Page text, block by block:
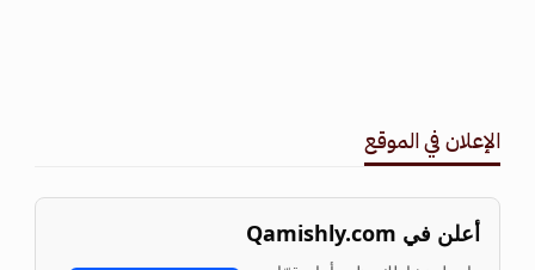
الإعلان في الموقع
أعلن في Qamishly.com